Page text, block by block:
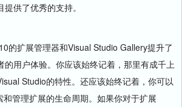
供了优秀的支持。
扩展管理器和Visual Studio Gallery提升了
的用户体验。你应该始终记着，那里有成千上
Studio的特性。还应该始终记着，你可以
管理扩展的生命周期。如果你对于扩展